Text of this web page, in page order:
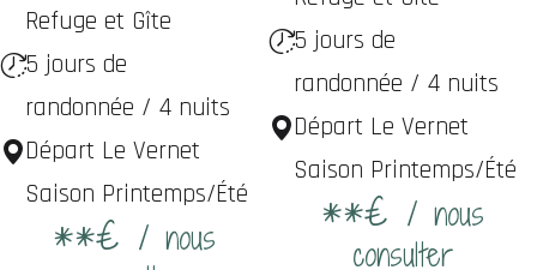
Refuge et Gîte
5 jours de
randonnée / 4 nuits
Départ Le Vernet
Saison Printemps/Été
**€ / nous
5 jours de
randonnée / 4 nuits
Départ Le Vernet
Saison Printemps/Été
**€ / nous
consulter